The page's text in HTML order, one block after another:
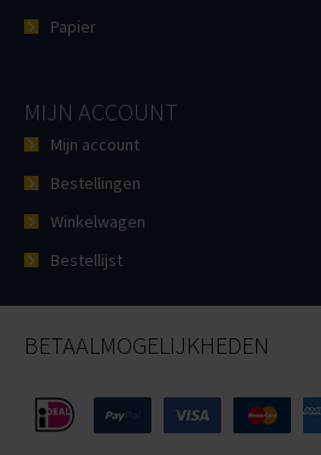
Papier
MIJN ACCOUNT
Mijn account
Bestellingen
Winkelwagen
Bestellijst
BETAALMOGELIJKHEDEN